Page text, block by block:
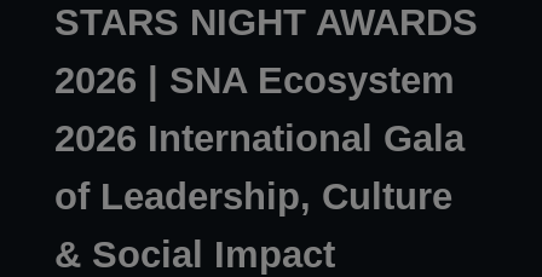
STARS NIGHT AWARDS
2026 | SNA Ecosystem
2026 International Gala
of Leadership, Culture
& Social Impact